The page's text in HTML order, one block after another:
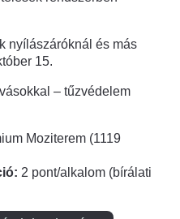
nyílászáróknál és más
15.
– tűzvédelem
Moziterem (1119
2 pont/alkalom (bírálati